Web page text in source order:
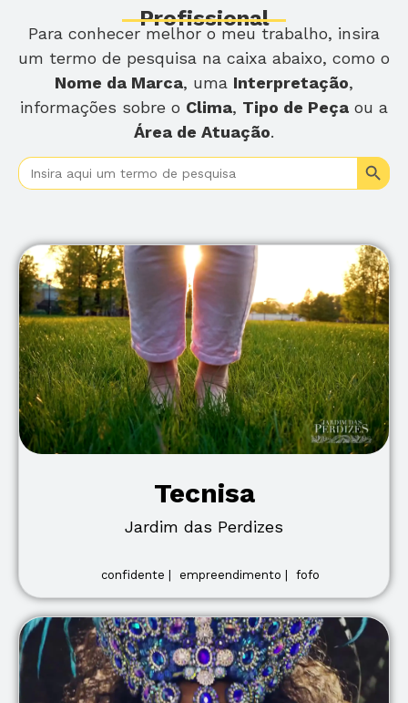
Profissional
Para conhecer melhor o meu trabalho, insira
um termo de pesquisa na caixa abaixo, como o
Nome da Marca, uma Interpretação,
informações sobre o Clima, Tipo de Peça ou a
Área de Atuação.
Search
for:
Tecnisa
Jardim das Perdizes
confidente | empreendimento | fofo